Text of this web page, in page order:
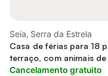
Seia, Serra da Estrela
Casa de férias para 18
terraço, com animais
Cancelamento gratuito